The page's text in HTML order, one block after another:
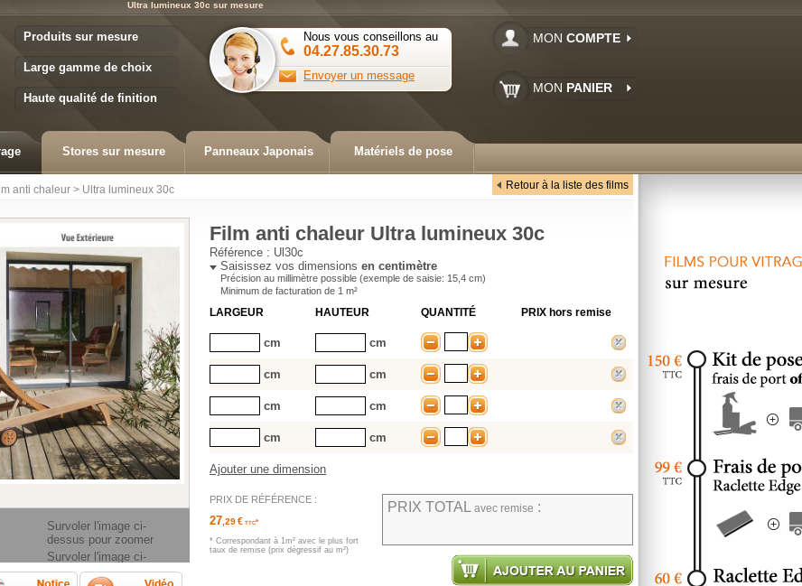
Ultra lumineux 30c sur mesure
Produits sur mesure
Large gamme de choix
Haute qualité de finition
Nous vous conseillons au
04.27.85.30.73
Envoyer un message
MON COMPTE
MON PANIER
Stores sur mesure Panneaux Japonais Matériels de pose
anti chaleur > Ultra lumineux 30c Retour à la liste des films
Survoler l'image ci-
dessus pour zoomer
Survoler l'image ci-
dessus pour zoomer
les mesures ?
Fiche technique Notice de pose
Film anti chaleur Ultra lumineux 30c
Référence : Ul30c
Saisissez vos dimensions en centimètre
Précision au millimètre possible (exemple de saisie: 15,4 cm)
Minimum de facturation de 1 m²
LARGEUR HAUTEUR QUANTITÉ PRIX hors remise
cm cm
cm cm supprimer
cm cm
cm cm
Ajouter une dimension
PRIX DE RÉFÉRENCE :
27 ,29€ TTC*
* Correspondant à 1m² avec le plus fort
taux de remise (prix dégressif au m²)
PRIX TOTAL avec remise :
Ajouter au panier